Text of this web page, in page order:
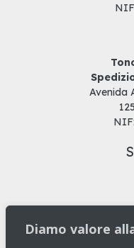
Diamo valore
Avenida